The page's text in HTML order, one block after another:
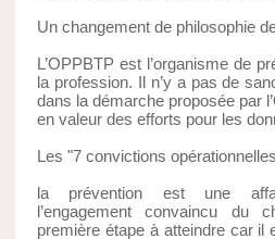
Un changement de philosophie
L’OPPBTP est l’organisme de
la profession. Il n’y a pas de
dans la démarche proposée par
en valeur des efforts pour les
Les "7 convictions
la prévention est une
l’engagement convaincu du
première étape à atteindre car il